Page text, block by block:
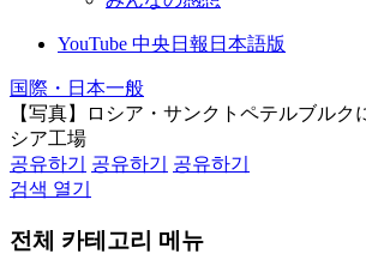
YouTube 中央日報日本語版
国際・日本一般
【写真】ロシア・サンクトペテルブルク
シア工場
공유하기
공유하기
공유하기
검색 열기
전체 카테고리 메뉴